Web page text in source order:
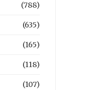
(788)
(635)
(165)
(118)
(107)